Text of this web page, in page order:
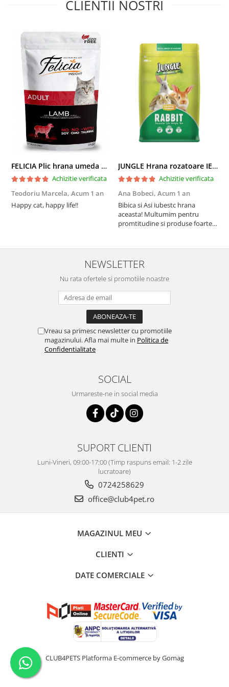
CLIENTII NOSTRI
FELICIA Plic hrana umeda pentru pisici adulte, cu Miel, Set 12x85g
Achizitie verificata
Teodoriu Marcela, Acum 1 an
Happy cat, happy life!!
JUNGLE Hrana rozatoare IEPURI 500g
Achizitie verificata
Ana Bobeci, Acum 1 an
Bibica si Asi iubestc hrana
aceasta! Multumim pentru
promtitudine si produse foarte
NEWSLETTER
Nu rata ofertele si promotiile noastre
Vreau sa primesc newsletter cu promotiile
magazinului. Afla mai multe in Politica de
Confidentialitate
SOCIAL
Urmareste-ne in social media
SUPORT CLIENTI
Luni-Vineri, 09:00-17:00 (Timp raspuns email: 1-2 zile
lucratoare)
0724258629
office@club4pet.ro
MAGAZINUL MEU
CLIENTI
DATE COMERCIALE
CLUB4PETS Platforma E-commerce by Gomag